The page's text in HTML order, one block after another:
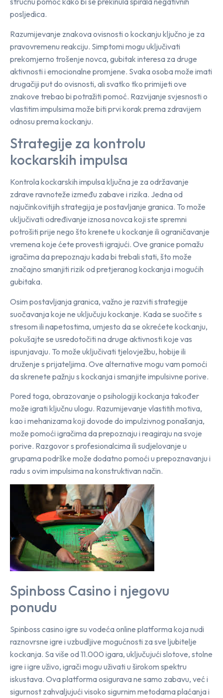
posljedica.
Razumijevanje znakova ovisnosti o kockanju ključno je za
pravovremenu reakciju. Simptomi mogu uključivati
prekomjerno trošenje novca, gubitak interesa za druge
aktivnosti i emocionalne promjene. Svaka osoba može imati
drugačiji put do ovisnosti, ali svatko tko primijeti ove
znakove trebao bi potražiti pomoć. Razvijanje svjesnosti o
vlastitim impulsima može biti prvi korak prema zdravijem
odnosu prema kockanju.
Strategije za kontrolu
kockarskih impulsa
Kontrola kockarskih impulsa ključna je za održavanje
zdrave ravnoteže između zabave i rizika. Jedna od
najučinkovitijih strategija je postavljanje granica. To može
uključivati određivanje iznosa novca koji ste spremni
potrošiti prije nego što krenete u kockanje ili ograničavanje
vremena koje ćete provesti igrajući. Ove granice pomažu
igračima da prepoznaju kada bi trebali stati, što može
značajno smanjiti rizik od pretjeranog kockanja i mogućih
gubitaka.
Osim postavljanja granica, važno je razviti strategije
suočavanja koje ne uključuju kockanje. Kada se suočite s
stresom ili napetostima, umjesto da se okrećete kockanju,
pokušajte se usredotočiti na druge aktivnosti koje vas
ispunjavaju. To može uključivati tjelovježbu, hobije ili
druženje s prijateljima. Ove alternative mogu vam pomoći
da skrenete pažnju s kockanja i smanjite impulsivne porive.
Pored toga, obrazovanje o psihologiji kockanja također
može igrati ključnu ulogu. Razumijevanje vlastitih motiva,
kao i mehanizama koji dovode do impulzivnog ponašanja,
može pomoći igračima da prepoznaju i reagiraju na svoje
porive. Razgovor s profesionalcima ili sudjelovanje u
grupama podrške može dodatno pomoći u prepoznavanju i
radu s ovim impulsima na konstruktivan način.
Spinboss Casino i njegovu
ponudu
Spinboss casino igre su vodeća online platforma koja nudi
raznovrsne igre i uzbudljive mogućnosti za sve ljubitelje
kockanja. Sa više od 11.000 igara, uključujući slotove, stolne
igre i igre uživo, igrači mogu uživati u širokom spektru
iskustava. Ova platforma osigurava ne samo zabavu, već i
sigurnost zahvaljujući visoko sigurnim metodama plaćanja i